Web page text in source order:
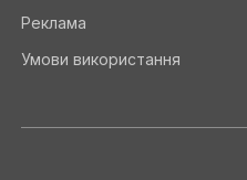
Реклама
Умови використання